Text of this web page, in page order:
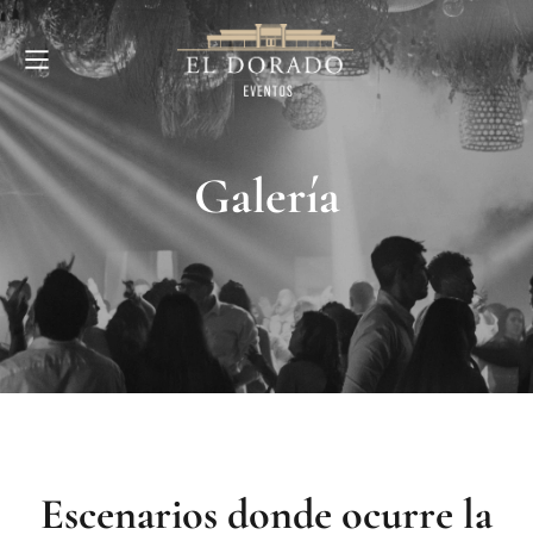
Galería
Escenarios donde ocurre la